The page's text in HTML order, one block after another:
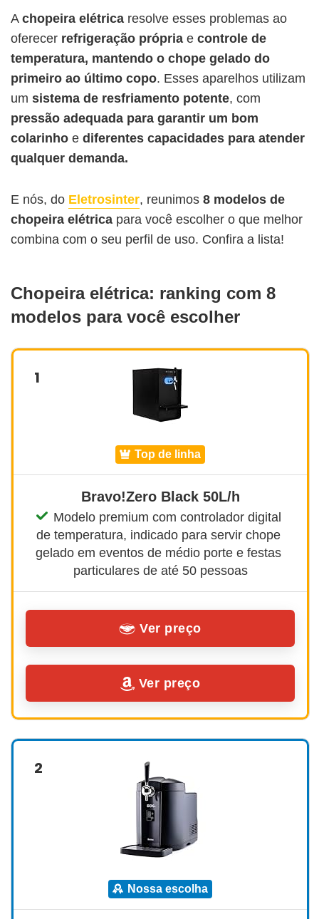
A chopeira elétrica resolve esses problemas ao
oferecer refrigeração própria e controle de
temperatura, mantendo o chope gelado do
primeiro ao último copo. Esses aparelhos utilizam
um sistema de resfriamento potente, com
pressão adequada para garantir um bom
colarinho e diferentes capacidades para atender
qualquer demanda.
E nós, do Eletrosinter, reunimos 8 modelos de
chopeira elétrica para você escolher o que melhor
combina com o seu perfil de uso. Confira a lista!
Chopeira elétrica: ranking com 8
modelos para você escolher
1
top de linha
Bravo!Zero Black 50L/h
Modelo premium com controlador digital
de temperatura, indicado para servir chope
gelado em eventos de médio porte e festas
particulares de até 50 pessoas
Ver preço
Ver preço
2
nossa escolha